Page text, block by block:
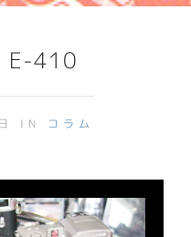
E-410
IN コラム